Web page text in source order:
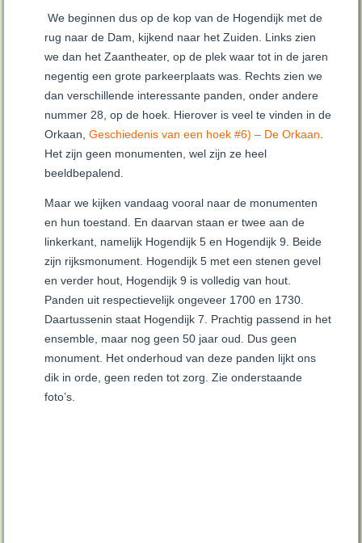
We beginnen dus op de kop van de Hogendijk met de
rug naar de Dam, kijkend naar het Zuiden. Links zien
we dan het Zaantheater, op de plek waar tot in de jaren
negentig een grote parkeerplaats was. Rechts zien we
dan verschillende interessante panden, onder andere
nummer 28, op de hoek. Hierover is veel te vinden in de
Orkaan,Geschiedenis van een hoek #6) – De Orkaan.
Het zijn geen monumenten, wel zijn ze heel
beeldbepalend.
Maar we kijken vandaag vooral naar de monumenten
en hun toestand. En daarvan staan er twee aan de
linkerkant, namelijk Hogendijk 5 en Hogendijk 9. Beide
zijn rijksmonument. Hogendijk 5 met een stenen gevel
en verder hout, Hogendijk 9 is volledig van hout.
Panden uit respectievelijk ongeveer 1700 en 1730.
Daartussenin staat Hogendijk 7. Prachtig passend in het
ensemble, maar nog geen 50 jaar oud. Dus geen
monument. Het onderhoud van deze panden lijkt ons
dik in orde, geen reden tot zorg. Zie onderstaande
foto’s.